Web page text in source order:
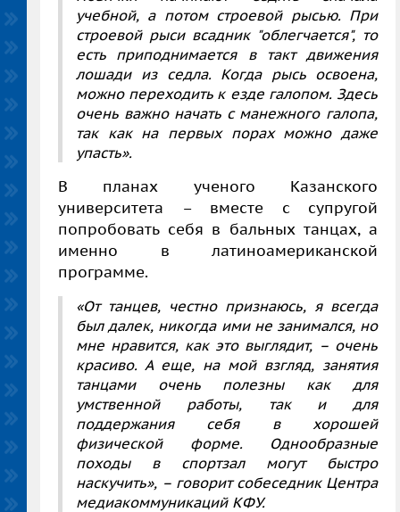
учебной, а потом строевой рысью. При
строевой рыси всадник "облегчается", то
есть приподнимается в такт движения
лошади из седла. Когда рысь освоена,
можно переходить к езде галопом. Здесь
очень важно начать с манежного галопа,
так как на первых порах можно даже
упасть».
В планах ученого Казанского
университета – вместе с супругой
попробовать себя в бальных танцах, а
именно в латиноамериканской
программе.
«От танцев, честно признаюсь, я всегда
был далек, никогда ими не занимался, но
мне нравится, как это выглядит, – очень
красиво. А еще, на мой взгляд, занятия
танцами очень полезны как для
умственной работы, так и для
поддержания себя в хорошей
физической форме. Однообразные
походы в спортзал могут быстро
наскучить», – говорит собеседник Центра
медиакоммуникаций КФУ.